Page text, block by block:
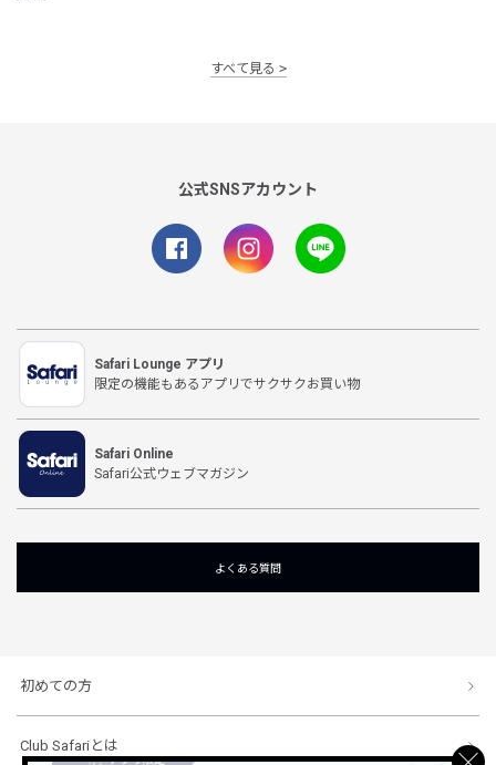
すべて見る
公式SNSアカウント
Safari Lounge アプリ
限定の機能もあるアプリでサクサクお買い物
Safari Online
Safari公式ウェブマガジン
よくある質問
初めての方
Club Safariとは